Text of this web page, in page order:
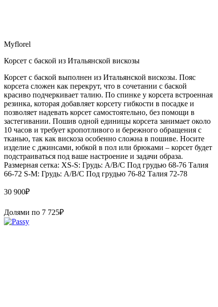
Myflorel
Корсет с баской из Итальянской вискозы
Корсет с баской выполнен из Итальянской вискозы. Пояс
корсета сложен как перекрут, что в сочетании с баской
красиво подчеркивает талию. По спинке у корсета встроенная
резинка, которая добавляет корсету гибкости в посадке и
позволяет надевать корсет самостоятельно, без помощи в
застегивании. Пошив одной единицы корсета занимает около
10 часов и требует кропотливого и бережного обращения с
тканью, так как вискоза особенно сложна в пошиве. Носите
изделие с джинсами, юбкой в пол или брюками – корсет будет
подстраиваться под ваше настроение и задачи образа.
Размерная сетка: XS-S: Грудь: A/B/C Под грудью 68-76 Талия
66-72 S-M: Грудь: A/B/C Под грудью 76-82 Талия 72-78
30 900₽
Долями по 7 725₽